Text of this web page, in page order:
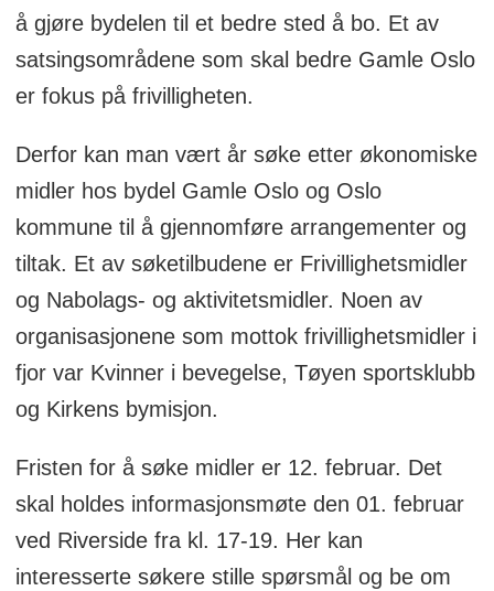
å gjøre bydelen til et bedre sted å bo. Et av
satsingsområdene som skal bedre Gamle Oslo
er fokus på frivilligheten.
Derfor kan man vært år søke etter økonomiske
midler hos bydel Gamle Oslo og Oslo
kommune til å gjennomføre arrangementer og
tiltak. Et av søketilbudene er Frivillighetsmidler
og Nabolags- og aktivitetsmidler. Noen av
organisasjonene som mottok frivillighetsmidler i
fjor var Kvinner i bevegelse, Tøyen sportsklubb
og Kirkens bymisjon.
Fristen for å søke midler er 12. februar. Det
skal holdes informasjonsmøte den 01. februar
ved Riverside fra kl. 17-19. Her kan
interesserte søkere stille spørsmål og be om